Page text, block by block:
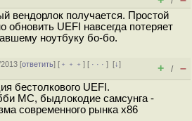
вендорлок получается. Простой
обновить UEFI навсегда потеряет
ноутбуку бо-бо.
[ответить] [ ﹢﹢﹢] [ · · ·][↓]
+ / –
бестолкового UEFI.
МС, быдлокодие самсунга -
современного рынка x86